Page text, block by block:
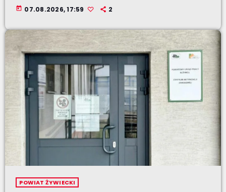
today 07.08.2026, 17:59 2
POWIAT ŻYWIECKI